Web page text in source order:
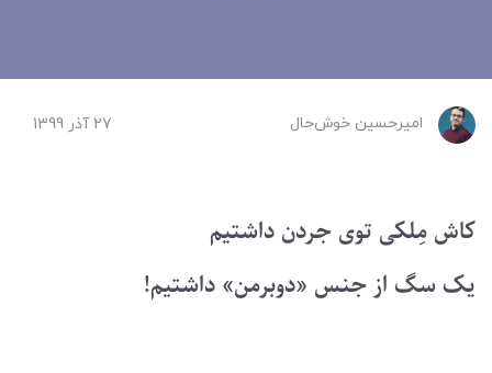
امیرحسین ‌خوش‌حال 27 آذر 1399
کاش مِلکی توی جردن داشتیم
یک سگ از جنس «دوبرمن» داشتیم!